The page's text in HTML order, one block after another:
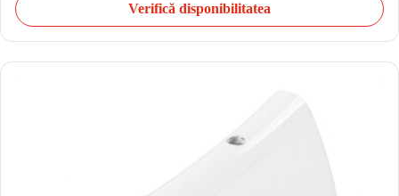
Verifică disponibilitatea